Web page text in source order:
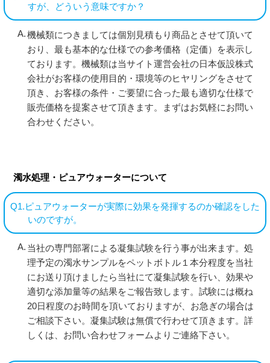
すが、どういう意味ですか？
機械類につきましては個別見積もり商品とさせて頂いて
おり、最も基本的な仕様での参考価格（定価）を表示し
ております。機械類は当サイト運営会社の日本仮設株式
会社がお客様の使用目的・環境等のヒヤリングをさせて
頂き、お客様の条件・ご要望に合った最も適切な仕様で
販売価格を提案させて頂きます。まずはお気軽にお問い
合わせください。
濁水処理・ピュアウォーターについて
Q1.ピュアウォーターが実際に効果を発揮するのか確認をした
いのですが。
当社の専門部署による凝集試験を行う事が出来ます。処
理予定の濁水サンプルをペットボトル１本分程度を当社
にお送り頂けましたら当社にて凝集試験を行い、効果や
適切な添加量等の結果をご報告致します。試験には概ね
20日程度のお時間を頂いておりますが、お急ぎの場合は
ご相談下さい。凝集試験は無償で行わせて頂きます。詳
しくは、お問い合わせフォームよりご連絡下さい。